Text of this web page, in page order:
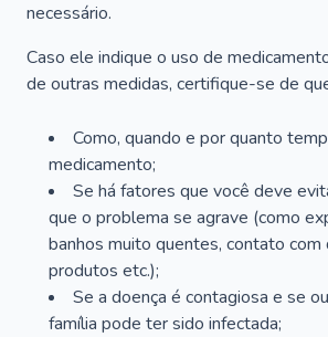
necessário.
Caso ele indique o uso de
de outras medidas, certifique-se de
Como, quando e por quanto
medicamento;
Se há fatores que você deve
que o problema se agrave (como
banhos muito quentes, contato
produtos etc.);
Se a doença é contagiosa e se
família pode ter sido infectada;